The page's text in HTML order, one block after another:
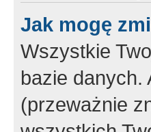
Jak mogę
Wszystkie
bazie
(przeważnie